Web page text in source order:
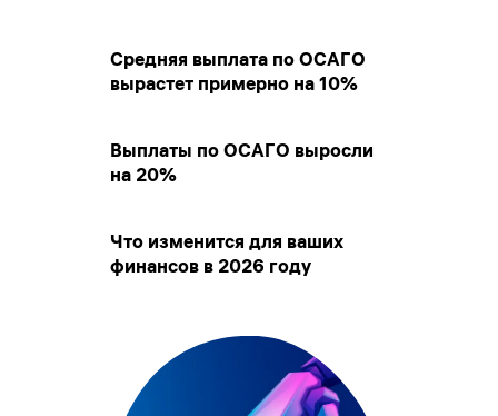
Средняя выплата по ОСАГО
вырастет примерно на 10%
Выплаты по ОСАГО выросли
на 20%
Что изменится для ваших
финансов в 2026 году